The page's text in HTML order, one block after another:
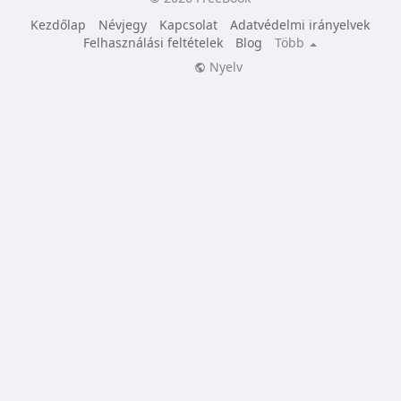
Kezdőlap
Névjegy Kapcsolat
Adatvédelmi irányelvek
Felhasználási feltételek
Blog
Több
Nyelv